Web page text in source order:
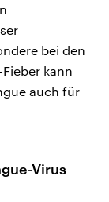
bei den
kann
auch für
Virus